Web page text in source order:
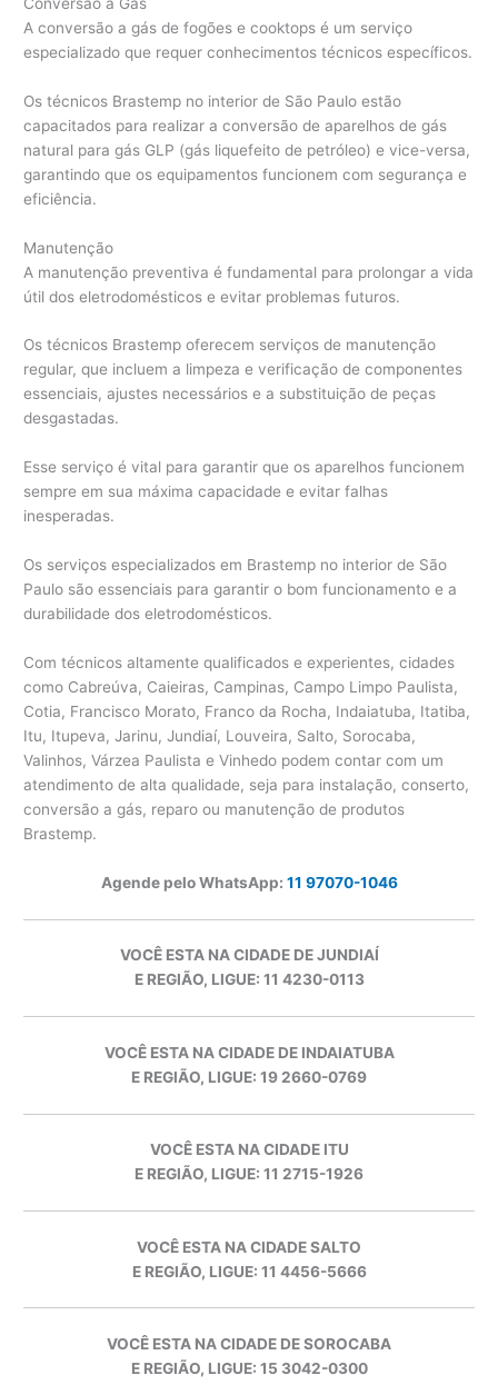
A conversão a gás de fogões e cooktops é um serviço
especializado que requer conhecimentos técnicos específicos.
Os técnicos Brastemp no interior de São Paulo estão
capacitados para realizar a conversão de aparelhos de gás
natural para gás GLP (gás liquefeito de petróleo) e vice-versa,
garantindo que os equipamentos funcionem com segurança e
eficiência.
Manutenção
A manutenção preventiva é fundamental para prolongar a vida
útil dos eletrodomésticos e evitar problemas futuros.
Os técnicos Brastemp oferecem serviços de manutenção
regular, que incluem a limpeza e verificação de componentes
essenciais, ajustes necessários e a substituição de peças
desgastadas.
Esse serviço é vital para garantir que os aparelhos funcionem
sempre em sua máxima capacidade e evitar falhas
inesperadas.
Os serviços especializados em Brastemp no interior de São
Paulo são essenciais para garantir o bom funcionamento e a
durabilidade dos eletrodomésticos.
Com técnicos altamente qualificados e experientes, cidades
como Cabreúva, Caieiras, Campinas, Campo Limpo Paulista,
Cotia, Francisco Morato, Franco da Rocha, Indaiatuba, Itatiba,
Itu, Itupeva, Jarinu, Jundiaí, Louveira, Salto, Sorocaba,
Valinhos, Várzea Paulista e Vinhedo podem contar com um
atendimento de alta qualidade, seja para instalação, conserto,
conversão a gás, reparo ou manutenção de produtos
Brastemp.
Agende pelo WhatsApp: 11 97070-1046
VOCÊ ESTA NA CIDADE DE JUNDIAÍ
E REGIÃO, LIGUE: 11 4230-0113
VOCÊ ESTA NA CIDADE DE INDAIATUBA
E REGIÃO, LIGUE: 19 2660-0769
VOCÊ ESTA NA CIDADE ITU
E REGIÃO, LIGUE: 11 2715-1926
VOCÊ ESTA NA CIDADE SALTO
E REGIÃO, LIGUE: 11 4456-5666
VOCÊ ESTA NA CIDADE DE SOROCABA
E REGIÃO, LIGUE: 15 3042-0300